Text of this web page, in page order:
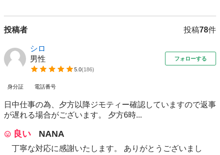
投稿者 投稿78件
シロ
男性
5.0(186)
フォローする
身分証 電話番号
日中仕事の為、夕方以降ジモティー確認していますので返事
が遅れる場合がございます。 夕方6時...
良い NANA
丁寧な対応に感謝いたします。 ありがとうございまし